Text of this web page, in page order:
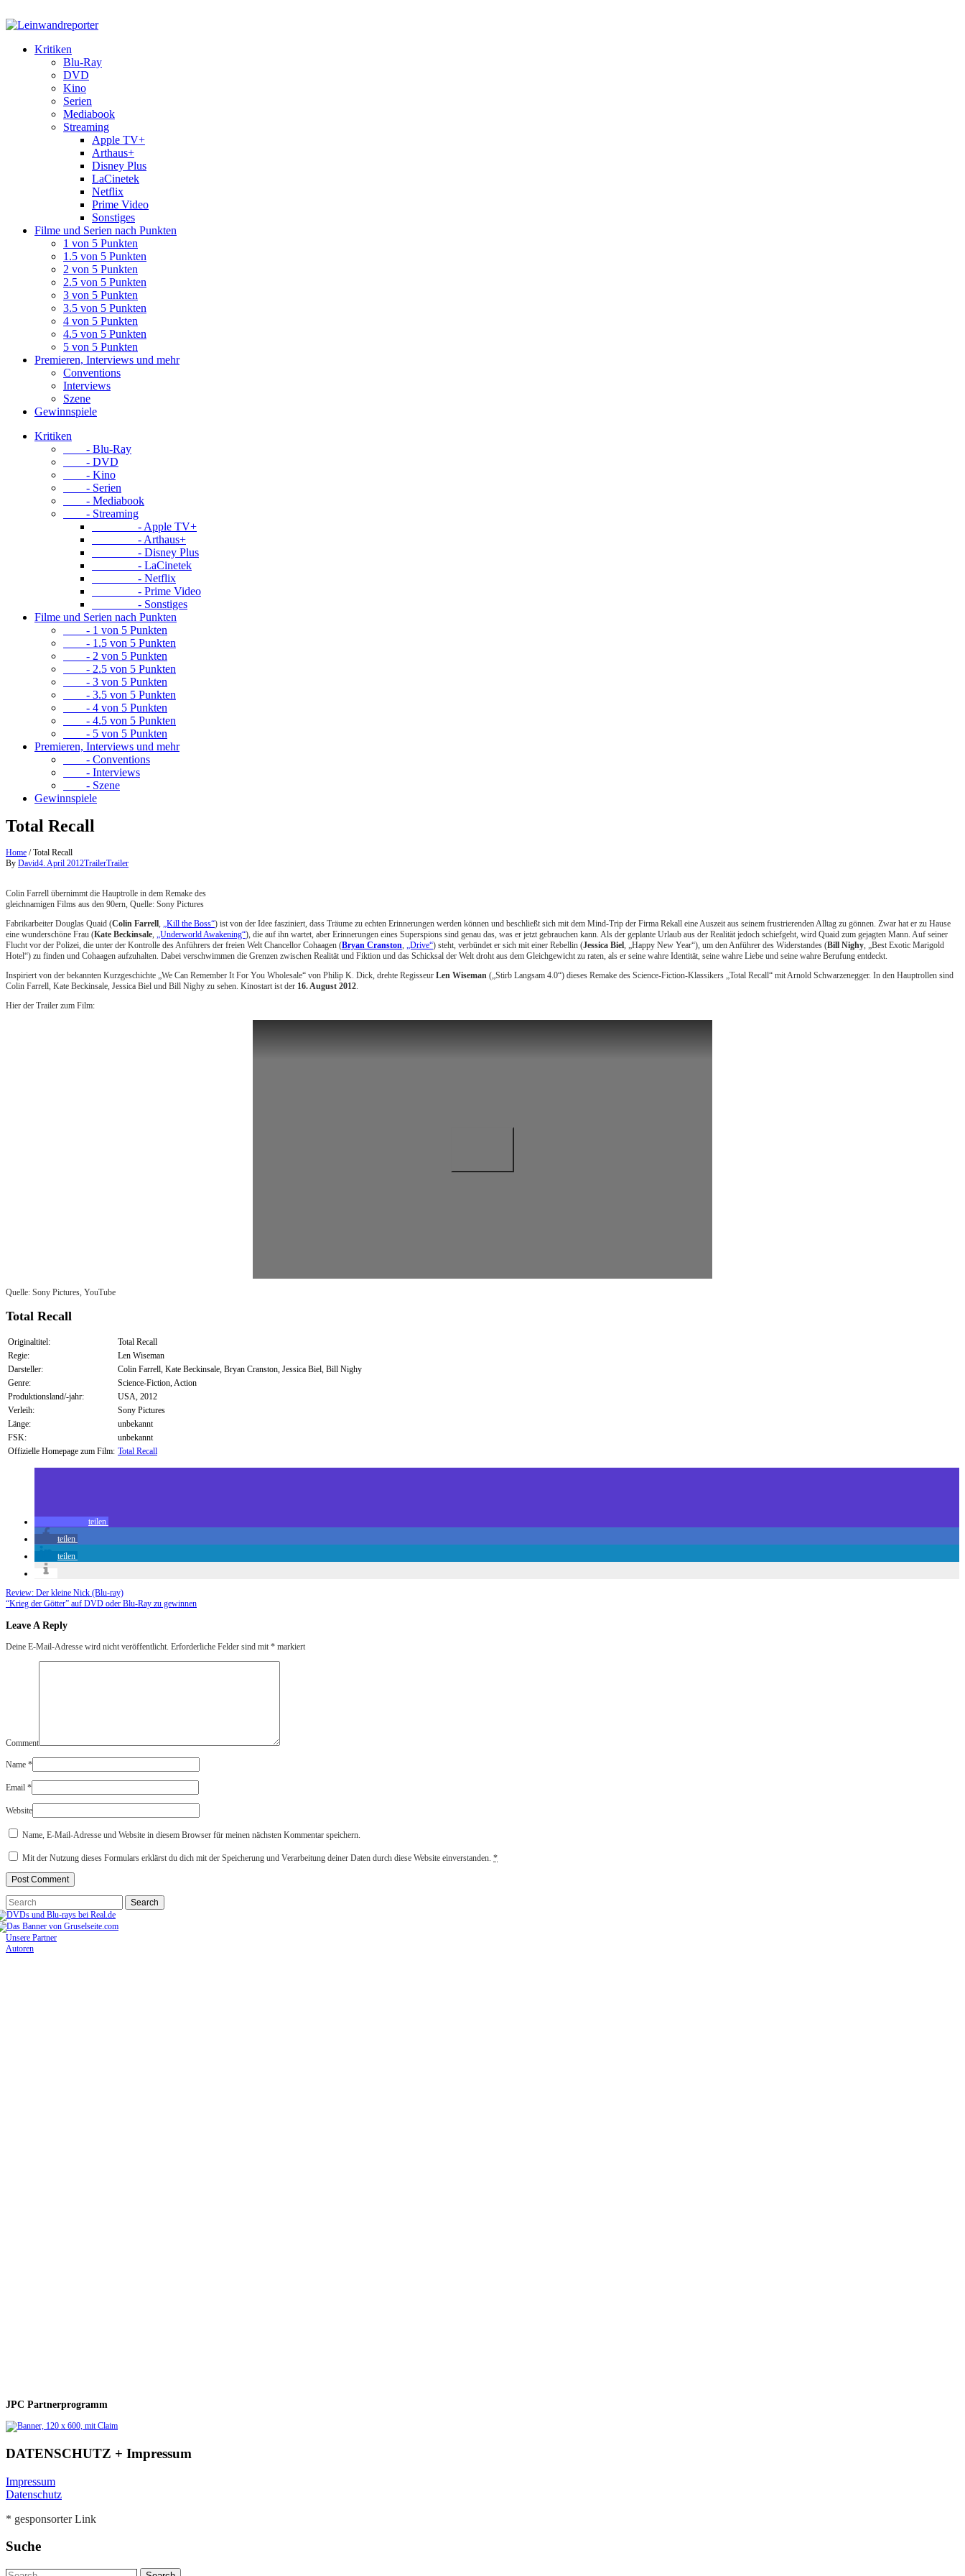
Kritiken
Blu-Ray
DVD
Kino
Serien
Mediabook
Streaming
Apple TV+
Arthaus+
Disney Plus
LaCinetek
Netflix
Prime Video
Sonstiges
Filme und Serien nach Punkten
1 von 5 Punkten
1.5 von 5 Punkten
2 von 5 Punkten
2.5 von 5 Punkten
3 von 5 Punkten
3.5 von 5 Punkten
4 von 5 Punkten
4.5 von 5 Punkten
5 von 5 Punkten
Premieren, Interviews und mehr
Conventions
Interviews
Szene
Gewinnspiele
Kritiken
- Blu-Ray
- DVD
- Kino
- Serien
- Mediabook
- Streaming
- Apple TV+
- Arthaus+
- Disney Plus
- LaCinetek
- Netflix
- Prime Video
- Sonstiges
Filme und Serien nach Punkten
- 1 von 5 Punkten
- 1.5 von 5 Punkten
- 2 von 5 Punkten
- 2.5 von 5 Punkten
- 3 von 5 Punkten
- 3.5 von 5 Punkten
- 4 von 5 Punkten
- 4.5 von 5 Punkten
- 5 von 5 Punkten
Premieren, Interviews und mehr
- Conventions
- Interviews
- Szene
Gewinnspiele
Total Recall
Home /Total Recall
By David4. April 2012TrailerTrailer
Colin Farrell übernimmt die Hauptrolle in dem Remake des
gleichnamigen Films aus den 90ern, Quelle: Sony Pictures
Fabrikarbeiter Douglas Quaid (Colin Farrell, „Kill the Boss“) ist von der Idee fasziniert, dass Träume zu echten Erinnerungen werden können und beschließt sich mit dem Mind-Trip der Firma Rekall eine Auszeit aus seinem frustrierenden Alltag zu gönnen. Zwar hat er zu Hause
eine wunderschöne Frau (Kate Beckinsale, „Underworld Awakening“), die auf ihn wartet, aber Erinnerungen eines Superspions sind genau das, was er jetzt gebrauchen kann. Als der geplante Urlaub aus der Realität jedoch schiefgeht, wird Quaid zum gejagten Mann. Auf seiner
Flucht vor der Polizei, die unter der Kontrolle des Anführers der freien Welt Chancellor Cohaagen (Bryan Cranston, „Drive“) steht, verbündet er sich mit einer Rebellin (Jessica Biel, „Happy New Year“), um den Anführer des Widerstandes (Bill Nighy, „Best Exotic Marigold
Hotel“) zu finden und Cohaagen aufzuhalten. Dabei verschwimmen die Grenzen zwischen Realität und Fiktion und das Schicksal der Welt droht aus dem Gleichgewicht zu raten, als er seine wahre Identität, seine wahre Liebe und seine wahre Berufung entdeckt.
Inspiriert von der bekannten Kurzgeschichte „We Can Remember It For You Wholesale“ von Philip K. Dick, drehte Regisseur Len Wiseman („Stirb Langsam 4.0“) dieses Remake des Science-Fiction-Klassikers „Total Recall“ mit Arnold Schwarzenegger. In den Hauptrollen sind
Colin Farrell, Kate Beckinsale, Jessica Biel und Bill Nighy zu sehen. Kinostart ist der 16. August 2012.
Hier der Trailer zum Film:
Quelle: Sony Pictures, YouTube
Total Recall
Originaltitel:
Total Recall
Regie:
Len Wiseman
Darsteller:
Colin Farrell, Kate Beckinsale, Bryan Cranston, Jessica Biel, Bill Nighy
Genre:
Science-Fiction, Action
Produktionsland/-jahr:
USA, 2012
Verleih:
Sony Pictures
Länge:
unbekannt
FSK:
unbekannt
Offizielle Homepage zum Film: Total Recall
teilen
teilen
teilen
Review: Der kleine Nick (Blu-ray)
“Krieg der Götter” auf DVD oder Blu-Ray zu gewinnen
Leave A Reply
Deine E-Mail-Adresse wird nicht veröffentlicht. Erforderliche Felder sind mit * markiert
Comment
Name *
Email *
Website
Name, E-Mail-Adresse und Website in diesem Browser für meinen nächsten Kommentar speichern.
Mit der Nutzung dieses Formulars erklärst du dich mit der Speicherung und Verarbeitung deiner Daten durch diese Website einverstanden. *
Unsere Partner
Autoren
JPC Partnerprogramm
DATENSCHUTZ + Impressum
Impressum
Datenschutz
* gesponsorter Link
Suche